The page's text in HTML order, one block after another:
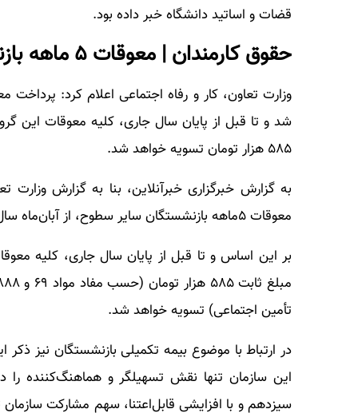
قضات و اساتید دانشگاه خبر داده بود.
حقوق کارمندان | معوقات ۵ ماهه بازنشستگان چه زمانی پرداخت می‌شود؟
۵۸۵ هزار تومان تسویه خواهد شد.
به گزارش خبرگزاری خبرآنلاین، بنا به گزارش
معوقات ۵ماهه بازنشستگان سایر سطوح، از آبان‌ماه سال جاری آغاز خواهد شد.
تأمین اجتماعی) تسویه خواهد شد.
در ارتباط با موضوع بیمه تکمیلی بازنشستگان نیز
این سازمان تنها نقش تسهیلگر و هماهنگ‌کننده را
سیزدهم و با افزایشی قابل‌اعتنا، سهم مشارکت